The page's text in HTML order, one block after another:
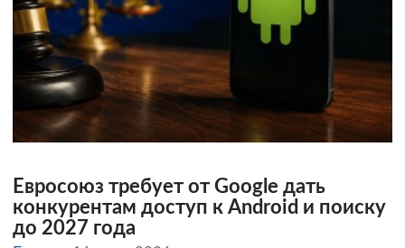
Евросоюз требует от Google дать
конкурентам доступ к Android и поиску
до 2027 года